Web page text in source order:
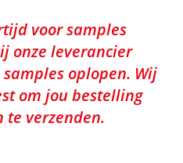
voor samples
onze leverancier
oplopen. Wij
om jou bestelling
te verzenden.